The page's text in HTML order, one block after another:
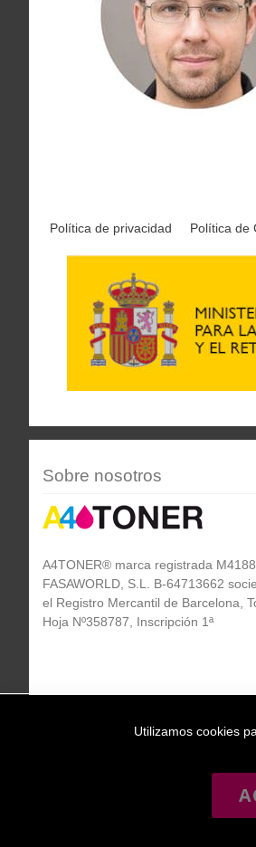
Política de privacidad Política de
Sobre nosotros
A4TONER® marca registrada
FASAWORLD, S.L. B-64713662
el Registro Mercantil de Barcelona,
Hoja Nº358787, Inscripción 1ª
Utilizamos cookies